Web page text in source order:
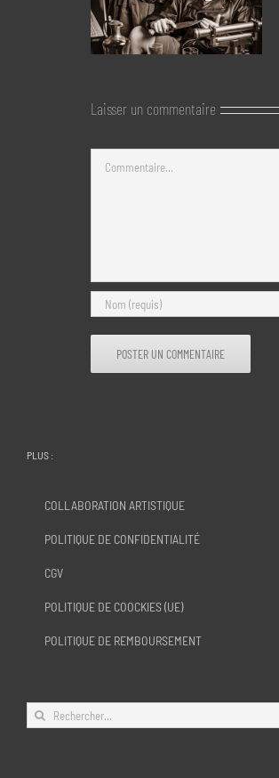
Laisser un commentaire
PLUS :
COLLABORATION ARTISTIQUE
POLITIQUE DE CONFIDENTIALITÉ
CGV
POLITIQUE DE COOCKIES (UE)
POLITIQUE DE REMBOURSEMENT
Rechercher: